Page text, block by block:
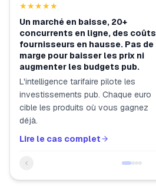
★★★★★
Un marché en baisse, 20+
concurrents en ligne, des coûts
fournisseurs en hausse. Pas de
marge pour baisser les prix ni
augmenter les budgets pub.
L'intelligence tarifaire pilote les
investissements pub. Chaque euro
cible les produits où vous gagnez
déjà.
Lire le cas complet